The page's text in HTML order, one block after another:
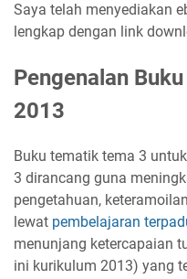
Saya telah menyediakan
lengkap dengan link
Pengenalan
2013
Buku tematik tema 3
3 dirancang guna
pengetahuan,
lewat pembelajaran
menunjang ketercapaian
ini kurikulum 2013) yang